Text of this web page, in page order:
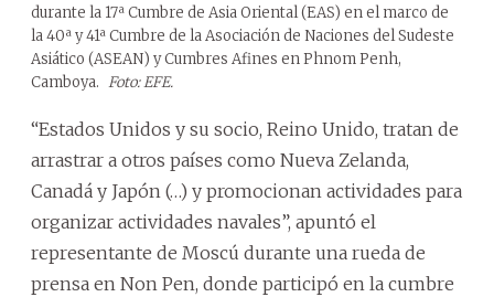
durante la 17ª Cumbre de Asia Oriental (EAS) en el marco de
la 40ª y 41ª Cumbre de la Asociación de Naciones del Sudeste
Asiático (ASEAN) y Cumbres Afines en Phnom Penh,
Camboya. Foto: EFE.
“Estados Unidos y su socio, Reino Unido, tratan de
arrastrar a otros países como Nueva Zelanda,
Canadá y Japón (…) y promocionan actividades para
organizar actividades navales”, apuntó el
representante de Moscú durante una rueda de
prensa en Non Pen, donde participó en la cumbre